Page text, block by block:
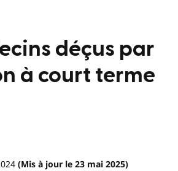
déçus par
à court terme
(Mis à jour le 23 mai 2025)